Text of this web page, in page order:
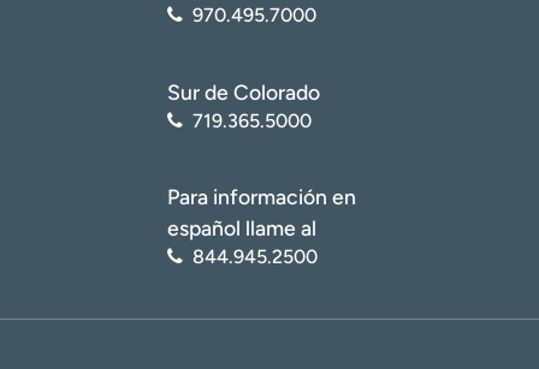
970.495.7000
Sur de Colorado
719.365.5000
Para información en
español llame al
844.945.2500